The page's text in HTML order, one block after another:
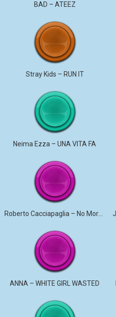
BAD – ATEEZ
Stray Kids – RUN IT
Neima Ezza – UNA VITA FA
Roberto Cacciapaglia – No More Violence
ANNA – WHITE GIRL WASTED